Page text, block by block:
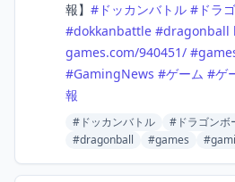
報】 # ドッカンバトル # ドラ
#dokkanbattle #dragonball
games.com/940451/ #
#GamingNews #ゲーム #ゲ
報
#ドッカンバトル #ドラゴンボ
#dragonball
#games